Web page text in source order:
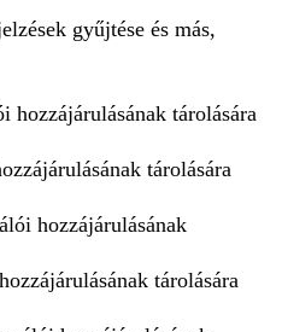
gyűjtése és más,
tárolására
tárolására
hozzájárulásának
tárolására